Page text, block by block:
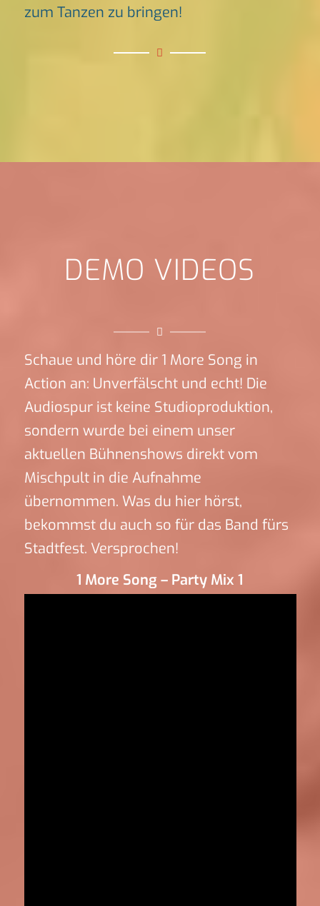
zum Tanzen zu bringen!
DEMO VIDEOS
Schaue und höre dir 1 More Song in
Action an: Unverfälscht und echt! Die
Audiospur ist keine Studioproduktion,
sondern wurde bei einem unser
aktuellen Bühnenshows direkt vom
Mischpult in die Aufnahme
übernommen. Was du hier hörst,
bekommst du auch so für das Band fürs
Stadtfest. Versprochen!
1 More Song – Party Mix 1